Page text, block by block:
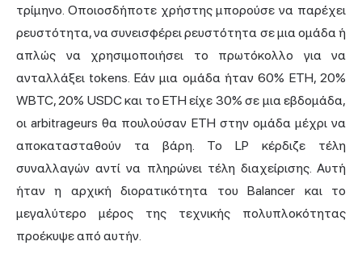
τρίμηνο. Οποιοσδήποτε χρήστης μπορούσε να παρέχει
ρευστότητα, να συνεισφέρει ρευστότητα σε μια ομάδα ή
απλώς να χρησιμοποιήσει το πρωτόκολλο για να
ανταλλάξει tokens. Εάν μια ομάδα ήταν 60% ETH, 20%
WBTC, 20% USDC και το ETH είχε 30% σε μια εβδομάδα,
οι arbitrageurs θα πουλούσαν ETH στην ομάδα μέχρι να
αποκατασταθούν τα βάρη. Το LP κέρδιζε τέλη
συναλλαγών αντί να πληρώνει τέλη διαχείρισης. Αυτή
ήταν η αρχική διορατικότητα του Balancer και το
μεγαλύτερο μέρος της τεχνικής πολυπλοκότητας
προέκυψε από αυτήν.